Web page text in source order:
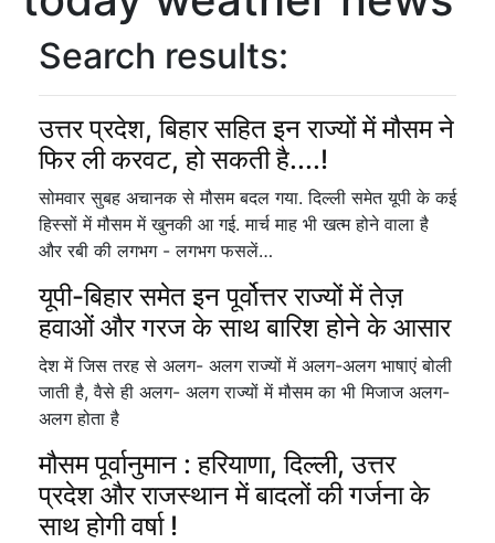
Search results:
उत्तर प्रदेश, बिहार सहित इन राज्यों में मौसम ने
फिर ली करवट, हो सकती है....!
सोमवार सुबह अचानक से मौसम बदल गया. दिल्ली समेत यूपी के कई
हिस्सों में मौसम में खुनकी आ गई. मार्च माह भी खत्म होने वाला है
और रबी की लगभग - लगभग फसलें…
यूपी-बिहार समेत इन पूर्वोत्तर राज्यों में तेज़
हवाओं और गरज के साथ बारिश होने के आसार
देश में जिस तरह से अलग- अलग राज्यों में अलग-अलग भाषाएं बोली
जाती है, वैसे ही अलग- अलग राज्यों में मौसम का भी मिजाज अलग-
अलग होता है
मौसम पूर्वानुमान : हरियाणा, दिल्ली, उत्तर
प्रदेश और राजस्थान में बादलों की गर्जना के
साथ होगी वर्षा !